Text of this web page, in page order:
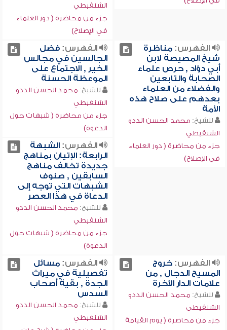
الشنقيطي
جزء من محاضرة ( دور العلماء
في الإصلاح)
الفهرس:مناظرة
شيخ المصيصة لابن
أبي دؤاد , حرص علماء
الصحابة والتابعين
والفضلاء من العلماء
بعدهم على صلاح هذه
الأمة
للشيخ: محمد الحسن الددو
الشنقيطي
جزء من محاضرة ( دور العلماء
في الإصلاح)
الفهرس:فضل
الجالسين في مجالس
الخير , الاجتماع على
الموعظة الحسنة
للشيخ: محمد الحسن الددو
الشنقيطي
جزء من محاضرة ( شبهات حول
الدعوة)
الفهرس:الشبهة
الرابعة: الإتيان بمناهج
جديدة تخالف مناهج
السابقين , صنوف
الشبهات التي توجه إلى
الدعاة في هذا العصر
للشيخ: محمد الحسن الددو
الشنقيطي
جزء من محاضرة ( شبهات حول
الدعوة)
الفهرس:خروج
المسيح الدجال , من
علامات الدار الآخرة
للشيخ: محمد الحسن الددو
الشنقيطي
جزء من محاضرة ( يوم القيامة
الفهرس:مسائل
تفصيلية في ميراث
الجدة , بقية أصحاب
السدس
للشيخ: محمد الحسن الددو
الشنقيطي